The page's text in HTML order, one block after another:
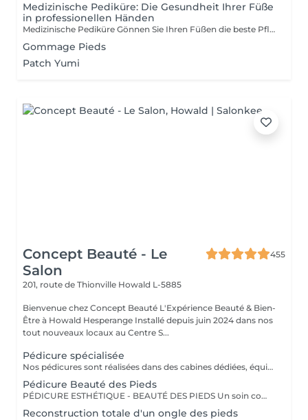
Medizinische Pediküre: Die Gesundheit Ihrer Füße
in professionellen Händen
Medizinische Pediküre Gönnen Sie Ihren Füßen die beste Pflege mit unserer medizinischen Pediküre eine wahre Verjüngungskur. Im Gegensatz zur ästhetischen Pediküre, die sich auf das Aussehen konzentriert, behandelt und verhindert die medizinische Pediküre Erkrankungen wie Hühneraugen, Hornhaut und eingewachsene Zehennägel. Unsere Spezialbehandlungen: Fußbad: Beruhigend und weich machend, um die weitere Pflege zu erleichtern. Nagel- und Nagelhautpflege: Kürzen, Feilen und Behandlung der Nagelhaut, um Infektionen und eingewachsene Nägel zu verhindern. Hornhautentfernung: Spezialtechniken für eine glatte, schmerzfreie Haut. Peeling: Sanfte Reinigung zur Entfernung abgestorbener Hautzellen. Massage: Verbessert die Blutzirkulation und lindert Spannungen. Feuchtigkeitsmaske: Pflegt intensiv für weiche und geschmeidige Füße. Warum die medizinische Pediküre wählen? Fußgesundheit: Behandelt gesundheitliche Probleme und verhindert Komplikationen. Komfort und Entspannung: Vereint Pflege und Entspannung für ein angenehmes Erlebnis. Prävention: Vermeidet zukünftige Probleme und verbessert Ihre Lebensqualität. Professionelle Expertise: Individuelle Pflege durch zertifizierte Beautician. Ihre Füße werden es Ihnen danken und Sie werden mit einem Gefühl von Leichtigkeit und Frische nach Hause gehen.
Gommage Pieds
Patch Yumi
Concept Beauté - Le
Salon
455
201, route de Thionville Howald L-5885
Bienvenue chez Concept Beauté L'Expérience Beauté & Bien-
Être à Howald Hesperange Installé depuis juin 2024 dans nos
tout nouveaux locaux au Centre S...
Pédicure spécialisée
Nos pédicures sont réalisées dans des cabines dédiées, équipées de fauteuils Pedi Spa avec bain de pieds intégré, pour une expérience alliant détente et expertise. Nous utilisons les produits spécifiques de la toute nouvelle gamme pieds de ProNails, formulée pour nourrir, réparer et protéger vos pieds en profondeur. PÉDICURE COMPLÈTE L'Expertise d'un Soin Médicalisé Notre pédicure complète, idéale pour celles et ceux qui souhaitent un soin approfondi des pieds. Ce soin est recommandé en cas de callosités, cors, durillons ou ongles épaissis. Ce soin expert comprend : Soins des ongles et cuticules Traitement des callosités, cors et durillons Lissage et hydratation intense pour retrouver des pieds doux et confortables Massage relaxant et apaisant pour stimuler la circulation Selon vos envies, vous pouvez compléter votre pédicure avec : Pose vernis Longwear Pour une touche de couleur élégante Vernis semi-permanent Tenue parfaite Soin Spa Complet des Pieds Exfoliation, masque nourrissant et massage profond pour une détente absolue Offrez à vos pieds un soin sur-mesure, réalisé par nos professionnelles expertes ! Un soin idéal pour retrouver confort et légèreté, tout en préservant la santé de vos pieds !
Pédicure Beauté des Pieds
PÉDICURE ESTHÉTIQUE - BEAUTÉ DES PIEDS Un soin complet pour des pieds soignés et sublimés, idéal pour une mise en beauté régulière. Ce soin comprend : Limage et mise en forme des ongles Soins des cuticules et hydratation Exfoliation pour des pieds tout doux Pose de vernis classique ou semi-permanent (en option) Parfait pour garder des pieds élégants toute l'année ! Un soin idéal pour retrouver confort et légèreté, tout en préservant la santé de vos pieds ! OPTIONS À LA CARTE Personnalisez votre soin ! Selon vos envies, vous pouvez compléter votre pédicure avec : Pose de vernis Longwear Pour une touche de couleur élégante Vernis semi-permanent Tenue parfaite jusqu'à 3 semaines Soin Spa Complet des Pieds Exfoliation, masque nourrissant et massage profond pour une détente absolue Profitez d'un véritable rituel de soins des pieds dans un cadre relaxant et confortable, grâce à nos fauteuils Pedi Spa et aux produits de pointe de ProNails !
Reconstruction totale d'un ongle des pieds